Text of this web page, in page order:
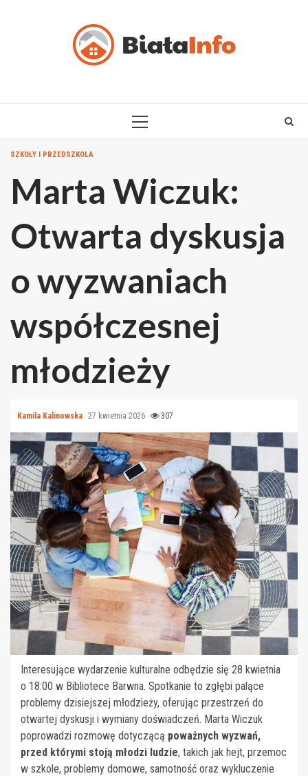
PRIMARY
SZKOŁY I PRZEDSZKOLA
Marta Wiczuk:
Otwarta dyskusja
o wyzwaniach
współczesnej
młodzieży
Kamila Kalinowska 27 kwietnia 2026 307
Interesujące wydarzenie kulturalne odbędzie się 28 kwietnia
o 18:00 w Bibliotece Barwna. Spotkanie to zgłębi palące
problemy dzisiejszej młodzieży, oferując przestrzeń do
otwartej dyskusji i wymiany doświadczeń. Marta Wiczuk
poprowadzi rozmowę dotyczącą poważnych wyzwań,
przed którymi stoją młodzi ludzie, takich jak hejt, przemoc
w szkole, problemy domowe, samotność oraz wykluczenie